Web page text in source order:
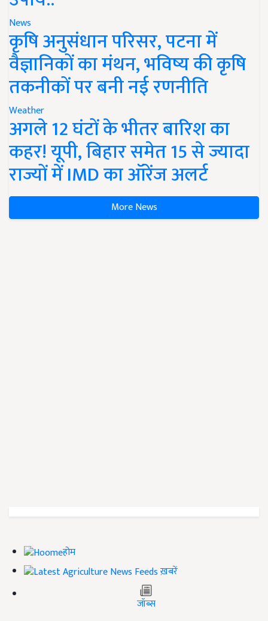
News
कृषि अनुसंधान परिसर, पटना में
वैज्ञानिकों का मंथन, भविष्य की कृषि
तकनीकों पर बनी नई रणनीति
Weather
अगले 12 घंटों के भीतर बारिश का
कहर! यूपी, बिहार समेत 15 से ज्यादा
राज्यों में IMD का ऑरेंज अलर्ट
More News
होम
ख़बरें
जॉब्स